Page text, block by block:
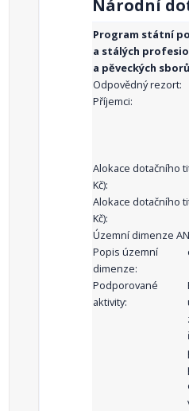
Národní
Program státní
a stálých
a pěveckých
Odpovědný rezort:
Příjemci:
Alokace dotačního
Kč):
Alokace dotačního
Kč):
Územní dimenze
Popis územní
dimenze:
Podporované
aktivity: